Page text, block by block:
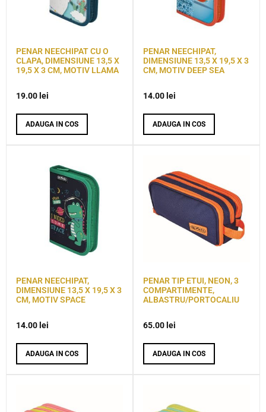
PENAR NEECHIPAT CU O
CLAPA, DIMENSIUNE 13,5 X
19,5 X 3 CM, MOTIV LLAMA
19.00 lei
ADAUGA IN COS
PENAR NEECHIPAT,
DIMENSIUNE 13,5 X 19,5 X 3
CM, MOTIV DEEP SEA
14.00 lei
ADAUGA IN COS
PENAR NEECHIPAT,
DIMENSIUNE 13,5 X 19,5 X 3
CM, MOTIV SPACE
14.00 lei
ADAUGA IN COS
PENAR TIP ETUI, NEON, 3
COMPARTIMENTE,
ALBASTRU/PORTOCALIU
65.00 lei
ADAUGA IN COS